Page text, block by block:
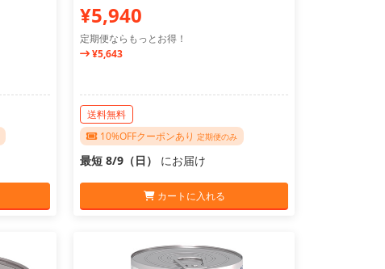
¥5,940
定期便ならもっとお得！
¥5,643
送料無料
10%OFFクーポンあり 定期便のみ
最短 8/9（日） にお届け
カートに入れる